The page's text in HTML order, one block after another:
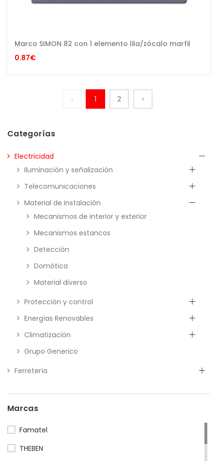
Marco SIMON 82 con 1 elemento lila/zócalo marfil
0.87€
‹ 1 2 ›
Categorías
Electricidad
Iluminación y señalización
Telecomunicaciones
Material de instalación
Mecanismos de interior y exterior
Mecanismos estancos
Detección
Domótica
Material diverso
Protección y control
Energías Renovables
Climatización
Grupo Generico
Ferretería
Marcas
Famatel
THEBEN